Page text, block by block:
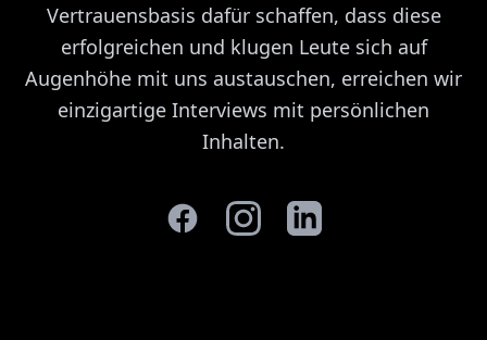
Vertrauensbasis dafür schaffen, dass diese
erfolgreichen und klugen Leute sich auf
Augenhöhe mit uns austauschen, erreichen wir
einzigartige Interviews mit persönlichen
Inhalten.